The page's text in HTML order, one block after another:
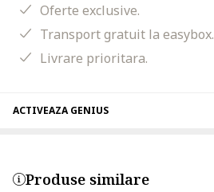
Oferte exclusive.
Transport gratuit la easybox.
Livrare prioritara.
ACTIVEAZA GENIUS
Produse similare